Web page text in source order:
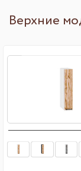
Верхние